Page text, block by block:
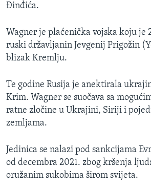
Đinđića.
Wagner je plaćenička vojska koju je
ruski državljanin Jevgenij Prigožin
blizak Kremlju.
Te godine Rusija je anektirala
Krim. Wagner se suočava sa
ratne zločine u Ukrajini, Siriji i
zemljama.
Jedinica se nalazi pod sankcijama
od decembra 2021. zbog kršenja
oružanim sukobima širom svijeta.